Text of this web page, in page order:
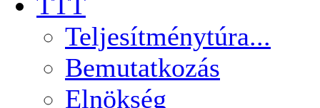
Teljesítménytúra...
Bemutatkozás
Elnökség